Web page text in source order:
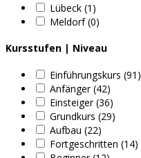
Lübeck (1)
Meldorf (0)
Kursstufen | Niveau
Einführungskurs (91)
Anfänger (42)
Einsteiger (36)
Grundkurs (29)
Aufbau (22)
Fortgeschritten (14)